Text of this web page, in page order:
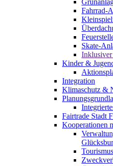
Fahrrad-
Skate-
Kinder &
Integration
Klimaschutz &
Fairtrade Stadt
Kooperationen